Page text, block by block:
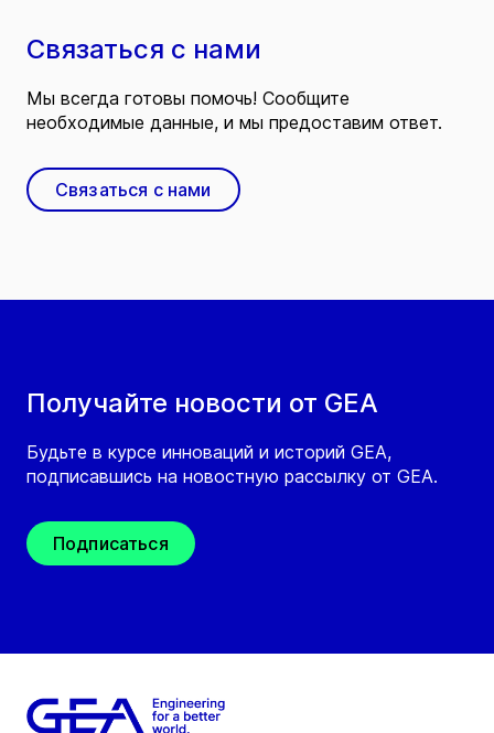
Получайте новости от GEA
Будьте в курсе инноваций и историй GEA,
подписавшись на новостную рассылку от GEA.
Подписаться
Связаться с нами
Мы всегда готовы помочь! Сообщите
необходимые данные, и мы предоставим ответ.
Связаться с нами